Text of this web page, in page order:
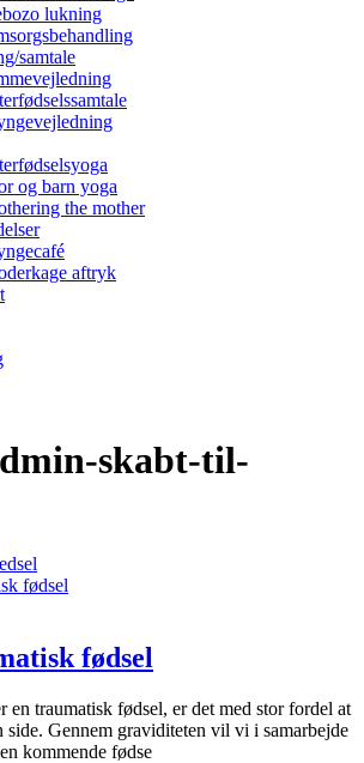
lukning
samtale
og barn yoga
the mother
aftryk
skabt-til-
fødsel
fødsel
en traumatisk fødsel, er det med stor fordel at
side. Gennem graviditeten vil vi i samarbejde
kommende fødse